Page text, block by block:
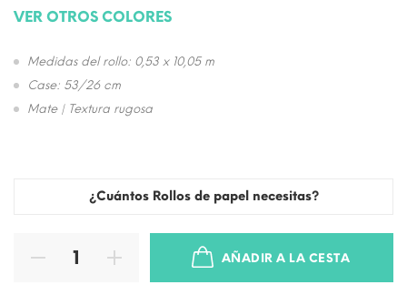
VER OTROS COLORES
Medidas del rollo: 0,53 x 10,05 m
Case: 53/26 cm
Mate | Textura rugosa
¿Cuántos Rollos de papel necesitas?
AÑADIR A LA CESTA